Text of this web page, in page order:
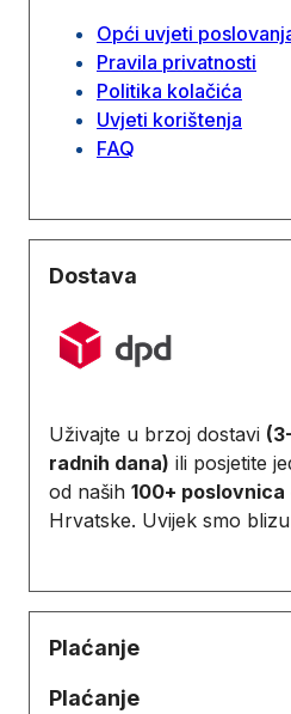
Opći uvjeti
Pravila privatnosti
Politika kolačića
Uvjeti korištenja
FAQ
Dostava
Uživajte u brzoj dostavi
radnih dana) ili posjetite
od naših 100+ poslovnica
Hrvatske. Uvijek smo
Plaćanje
Plaćanje